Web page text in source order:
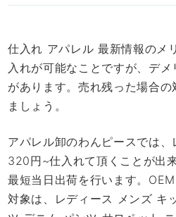
仕入れ アパレル 最新情報のメ
入れが可能なことですが、デ
があります。売れ残った場合
ましょう。
アパレル卸のわんピースでは
320円~仕入れて頂くことが出
最短当日出荷を行います。
対象は、レディース メンズ キ